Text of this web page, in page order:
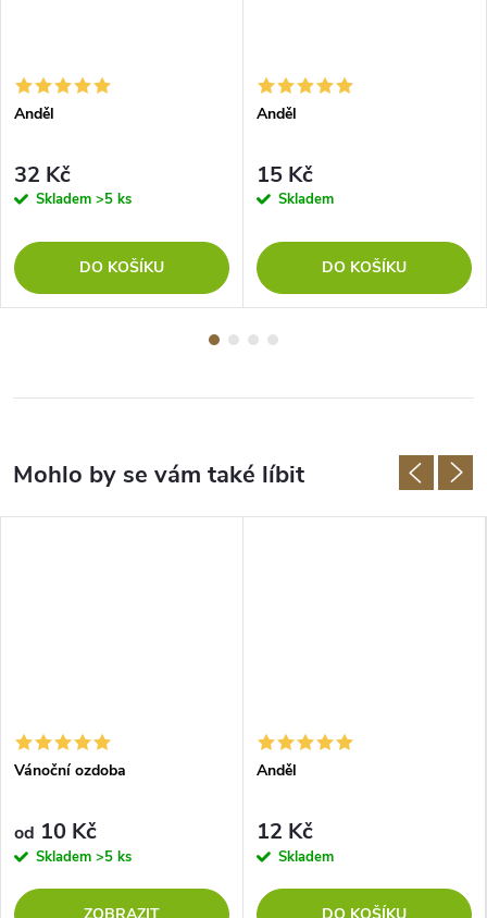
Anděl
32 Kč
Skladem >5 ks
DO KOŠÍKU
Anděl
15 Kč
Skladem
DO KOŠÍKU
Vánoční ozdoba
od 10 Kč
Skladem >5 ks
ZOBRAZIT
Anděl
12 Kč
Skladem
DO KOŠÍKU